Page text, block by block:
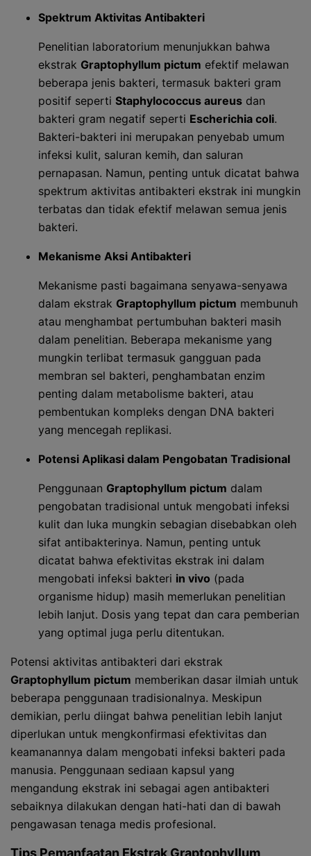
Spektrum Aktivitas Antibakteri
Penelitian laboratorium menunjukkan bahwa
ekstrak Graptophyllum pictum efektif melawan
beberapa jenis bakteri, termasuk bakteri gram
positif seperti Staphylococcus aureus dan
bakteri gram negatif seperti Escherichia coli.
Bakteri-bakteri ini merupakan penyebab umum
infeksi kulit, saluran kemih, dan saluran
pernapasan. Namun, penting untuk dicatat bahwa
spektrum aktivitas antibakteri ekstrak ini mungkin
terbatas dan tidak efektif melawan semua jenis
bakteri.
Mekanisme Aksi Antibakteri
Mekanisme pasti bagaimana senyawa-senyawa
dalam ekstrak Graptophyllum pictum membunuh
atau menghambat pertumbuhan bakteri masih
dalam penelitian. Beberapa mekanisme yang
mungkin terlibat termasuk gangguan pada
membran sel bakteri, penghambatan enzim
penting dalam metabolisme bakteri, atau
pembentukan kompleks dengan DNA bakteri
yang mencegah replikasi.
Potensi Aplikasi dalam Pengobatan Tradisional
Penggunaan Graptophyllum pictum dalam
pengobatan tradisional untuk mengobati infeksi
kulit dan luka mungkin sebagian disebabkan oleh
sifat antibakterinya. Namun, penting untuk
dicatat bahwa efektivitas ekstrak ini dalam
mengobati infeksi bakteri in vivo (pada
organisme hidup) masih memerlukan penelitian
lebih lanjut. Dosis yang tepat dan cara pemberian
yang optimal juga perlu ditentukan.
Potensi aktivitas antibakteri dari ekstrak
Graptophyllum pictum memberikan dasar ilmiah untuk
beberapa penggunaan tradisionalnya. Meskipun
demikian, perlu diingat bahwa penelitian lebih lanjut
diperlukan untuk mengkonfirmasi efektivitas dan
keamanannya dalam mengobati infeksi bakteri pada
manusia. Penggunaan sediaan kapsul yang
mengandung ekstrak ini sebagai agen antibakteri
sebaiknya dilakukan dengan hati-hati dan di bawah
pengawasan tenaga medis profesional.
Tips Pemanfaatan Ekstrak Graptophyllum